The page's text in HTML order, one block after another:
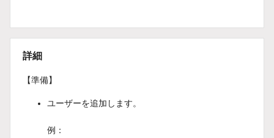
詳細
【準備】
ユーザーを追加します。
例：